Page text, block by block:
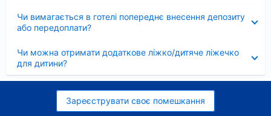
Чи вимагається в готелі попереднє внесення депозиту
або передоплати?
Чи можна отримати додаткове ліжко/дитяче ліжечко
для дитини?
Зареєструвати своє помешкання